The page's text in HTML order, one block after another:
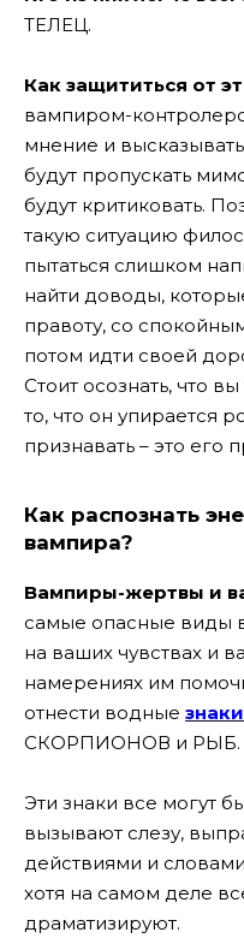
ТЕЛЕЦ.
Как защититься от
вампиром-
мнение и
будут пропускать
будут критиковать.
такую ситуацию
пытаться слишком
найти доводы,
правоту, со
потом идти своей
Стоит осознать, что
то, что он упирается
признавать – это
Как распознать
вампира?
Вампиры-жертвы и
самые опасные виды
на ваших чувствах и
намерениях им
отнести водные
СКОРПИОНОВ и РЫБ.
Эти знаки все могут
вызывают слезу,
действиями и
хотя на самом деле
драматизируют.